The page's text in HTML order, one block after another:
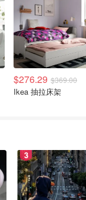
$276.29 $369.00
Ikea 抽拉床架
3